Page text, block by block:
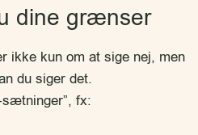
dine grænser
ikke kun om at sige nej, men
du siger det.
sætninger”, fx: